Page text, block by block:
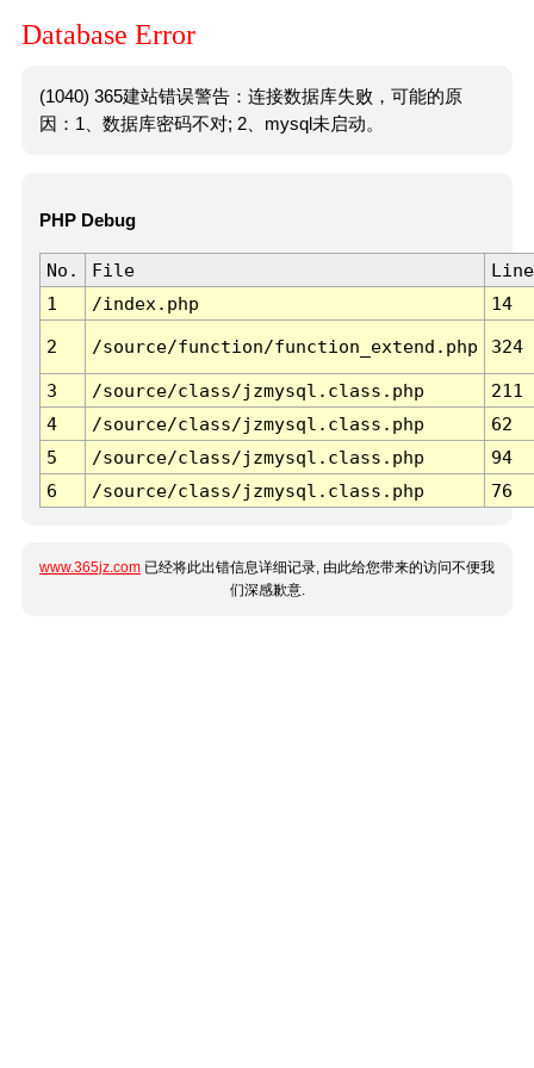
Database Error
(1040) 365建站错误警告：连接数据库失败，可能的原
因：1、数据库密码不对; 2、mysql未启动。
PHP Debug
No. File
Line
1
/index.php 14
2 /source/function/function_extend.php 324
3 /source/class/jzmysql.class.php
211
4
/source/class/jzmysql.class.php
62
5
/source/class/jzmysql.class.php
94
6
/source/class/jzmysql.class.php 76
www.365jz.com 已经将此出错信息详细记录, 由此给您带来的访问不便我
们深感歉意.